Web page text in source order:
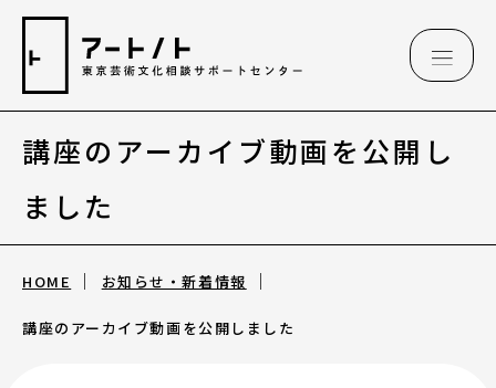
相談情報
専用フォーム
講座のアーカイブ動画を公開し
ました
HOME お知らせ・新着情報
講座のアーカイブ動画を公開しました